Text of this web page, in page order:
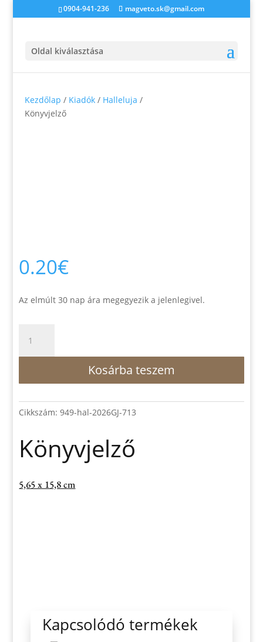
0904-941-236 magveto.sk@gmail.com
Oldal kiválasztása
Kezdőlap / Kiadók / Halleluja /
Könyvjelző
0.20€
Az elmúlt 30 nap ára megegyezik a jelenlegivel.
mennyiség
Kosárba teszem
Cikkszám:949-hal-2026GJ-713
Könyvjelző
5,65 x 15,8 cm
Kapcsolódó termékek